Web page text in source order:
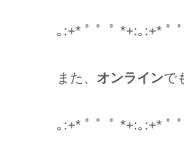
｡:+* ﾟ ゜ﾟ *+:｡:+* ﾟ
また、 オンラインで
｡:+* ﾟ ゜ﾟ *+:｡:+* ﾟ